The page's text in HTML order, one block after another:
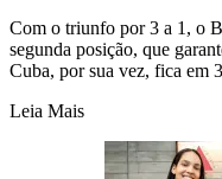
Com o triunfo por 3 a 1, o
segunda posição, que
Cuba, por sua vez, fica em
Leia Mais